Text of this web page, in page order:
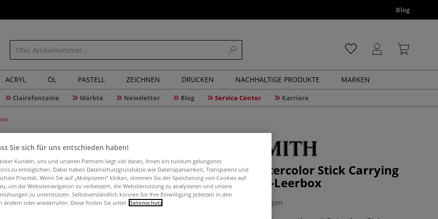
Blog
ACRYL ÖL PASTELL ZEICHNEN DRUCKEN NACHHALTIGE PRODUKTE MARKEN
Clairefontaine Märkte Newsletter Blog Service Center Karriere
DANIEL SMITH Watercolor Stick Carrying
Case Aquarellstick-Leerbox
2 Bewertungen
Sie sich für uns entschieden haben!
Kunden, uns und unseren Partnern liegt viel daran, Ihnen ein rundum gelungenes
zu ermöglichen. Dabei haben Datenschutzgrundsätze wie Datensparsamkeit, Transparenz und
Priorität. Wenn Sie auf „Akzeptieren“ klicken, stimmen Sie der Speicherung von Cookies auf
um die Websitenavigation zu verbessern, die Websitenutzung zu analysieren und unsere
zu unterstützen. Selbstverständlich können Sie Ihre Einwilligung jederzeit in den
ändern oder wiederrufen. Diese finden Sie unter Datenschutz